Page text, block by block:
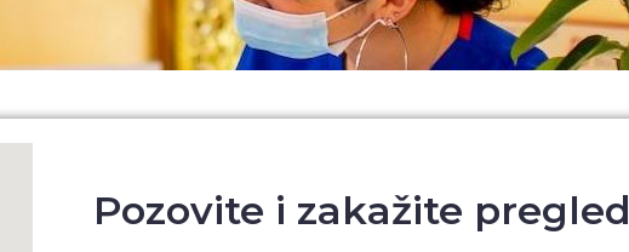
Pozovite i zakažite pregled